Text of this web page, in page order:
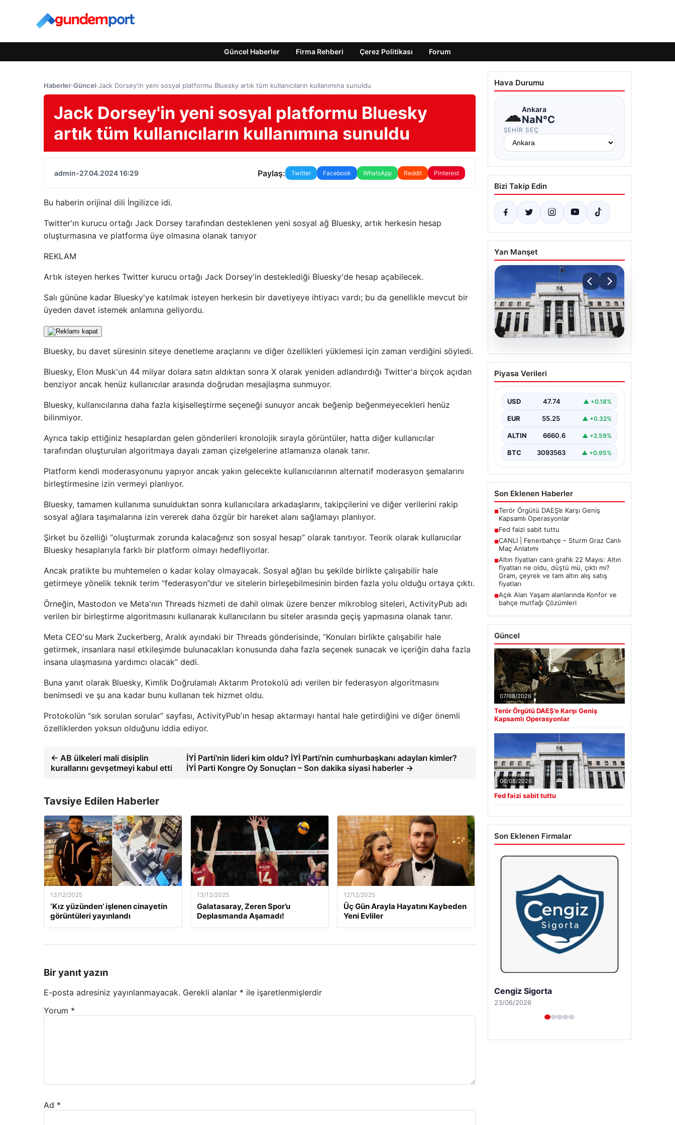
Güncel Haberler Firma Rehberi Çerez Politikası Forum
Haberler›Güncel›Jack Dorsey'in yeni sosyal platformu Bluesky artık tüm kullanıcıların kullanımına sunuldu
Jack Dorsey'in yeni sosyal platformu Bluesky
artık tüm kullanıcıların kullanımına sunuldu
admin•27.04.2024 16:29 Paylaş: Twitter Facebook WhatsApp Reddit Pinterest
Bu haberin orijinal dili İngilizce idi.
Twitter'ın kurucu ortağı Jack Dorsey tarafından desteklenen yeni sosyal ağ Bluesky, artık herkesin hesap
oluşturmasına ve platforma üye olmasına olanak tanıyor
REKLAM
Artık isteyen herkes Twitter kurucu ortağı Jack Dorsey'in desteklediği Bluesky'de hesap açabilecek.
Salı gününe kadar Bluesky'ye katılmak isteyen herkesin bir davetiyeye ihtiyacı vardı; bu da genellikle mevcut bir
üyeden davet istemek anlamına geliyordu.
Bluesky, bu davet süresinin siteye denetleme araçlarını ve diğer özellikleri yüklemesi için zaman verdiğini söyledi.
Bluesky, Elon Musk'un 44 milyar dolara satın aldıktan sonra X olarak yeniden adlandırdığı Twitter'a birçok açıdan
benziyor ancak henüz kullanıcılar arasında doğrudan mesajlaşma sunmuyor.
Bluesky, kullanıcılarına daha fazla kişiselleştirme seçeneği sunuyor ancak beğenip beğenmeyecekleri henüz
bilinmiyor.
Ayrıca takip ettiğiniz hesaplardan gelen gönderileri kronolojik sırayla görüntüler, hatta diğer kullanıcılar
tarafından oluşturulan algoritmaya dayalı zaman çizelgelerine atlamanıza olanak tanır.
Platform kendi moderasyonunu yapıyor ancak yakın gelecekte kullanıcılarının alternatif moderasyon şemalarını
birleştirmesine izin vermeyi planlıyor.
Bluesky, tamamen kullanıma sunulduktan sonra kullanıcılara arkadaşlarını, takipçilerini ve diğer verilerini rakip
sosyal ağlara taşımalarına izin vererek daha özgür bir hareket alanı sağlamayı planlıyor.
Şirket bu özelliği “oluşturmak zorunda kalacağınız son sosyal hesap” olarak tanıtıyor. Teorik olarak kullanıcılar
Bluesky hesaplarıyla farklı bir platform olmayı hedefliyorlar.
Ancak pratikte bu muhtemelen o kadar kolay olmayacak. Sosyal ağları bu şekilde birlikte çalışabilir hale
getirmeye yönelik teknik terim “federasyon”dur ve sitelerin birleşebilmesinin birden fazla yolu olduğu ortaya çıktı.
Örneğin, Mastodon ve Meta'nın Threads hizmeti de dahil olmak üzere benzer mikroblog siteleri, ActivityPub adı
verilen bir birleştirme algoritmasını kullanarak kullanıcıların bu siteler arasında geçiş yapmasına olanak tanır.
Meta CEO'su Mark Zuckerberg, Aralık ayındaki bir Threads gönderisinde, “Konuları birlikte çalışabilir hale
getirmek, insanlara nasıl etkileşimde bulunacakları konusunda daha fazla seçenek sunacak ve içeriğin daha fazla
insana ulaşmasına yardımcı olacak” dedi.
Buna yanıt olarak Bluesky, Kimlik Doğrulamalı Aktarım Protokolü adı verilen bir federasyon algoritmasını
benimsedi ve şu ana kadar bunu kullanan tek hizmet oldu.
Protokolün “sık sorulan sorular” sayfası, ActivityPub'ın hesap aktarmayı hantal hale getirdiğini ve diğer önemli
özelliklerden yoksun olduğunu iddia ediyor.
← AB ülkeleri mali disiplin
kurallarını gevşetmeyi kabul etti
İYİ Parti'nin lideri kim oldu? İYİ Parti'nin cumhurbaşkanı adayları kimler?
İYİ Parti Kongre Oy Sonuçları – Son dakika siyasi haberler →
Tavsiye Edilen Haberler
13/12/2025
‘Kız yüzünden’ işlenen cinayetin
görüntüleri yayınlandı
13/12/2025
Galatasaray, Zeren Spor’u
Deplasmanda Aşamadı!
12/12/2025
Üç Gün Arayla Hayatını Kaybeden
Yeni Evliler
Bir yanıt yazın
E-posta adresiniz yayınlanmayacak. Gerekli alanlar * ile işaretlenmişlerdir
Yorum *
Ad *
Hava Durumu
☁Ankara
NaN°C
ŞEHIR SEÇ
Bizi Takip Edin
Yan Manşet
06.08.2026
Fed faizi sabit tuttu
Piyasa Verileri
USD 47.74 ▲ +0.18%
EUR 55.25 ▲ +0.32%
ALTIN 6660.6 ▲ +2.59%
BTC 3093563 ▲ +0.95%
Son Eklenen Haberler
■Terör Örgütü DAEŞ’e Karşı Geniş
Kapsamlı Operasyonlar
■Fed faizi sabit tuttu
■CANLI | Fenerbahçe – Sturm Graz Canlı
Maç Anlatımı
■Altın fiyatları canlı grafik 22 Mayıs: Altın
fiyatları ne oldu, düştü mü, çıktı mı?
Gram, çeyrek ve tam altın alış satış
fiyatları
■Açık Alan Yaşam alanlarında Konfor ve
bahçe mutfağı Çözümleri
Güncel
07/08/2026
Terör Örgütü DAEŞ’e Karşı Geniş
Kapsamlı Operasyonlar
06/08/2026
Fed faizi sabit tuttu
Son Eklenen Firmalar
Hastaş Beton
26/05/2026